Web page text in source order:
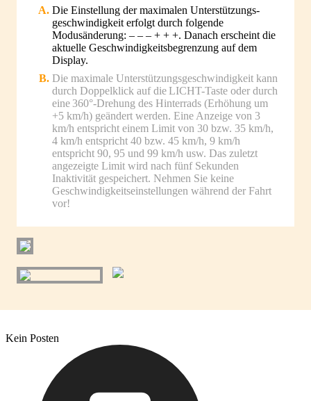
Die Einstellung der maximalen Unterstützungs­
geschwindigkeit erfolgt durch folgende
Modusänderung: – – – + + +. Danach erscheint die
aktuelle Geschwindigkeitsbegrenzung auf dem
Display.
Die maximale Unterstützungs­geschwindigkeit kann
durch Doppelklick auf die LICHT-Taste oder durch
eine 360°-Drehung des Hinterrads (Erhöhung um
+5 km/h) geändert werden. Eine Anzeige von 3
km/h entspricht einem Limit von 30 bzw. 35 km/h,
4 km/h entspricht 40 bzw. 45 km/h, 9 km/h
entspricht 90, 95 und 99 km/h usw. Das zuletzt
angezeigte Limit wird nach fünf Sekunden
Inaktivität gespeichert. Nehmen Sie keine
Geschwindigkeits­einstellungen während der Fahrt
vor!
Kein Posten